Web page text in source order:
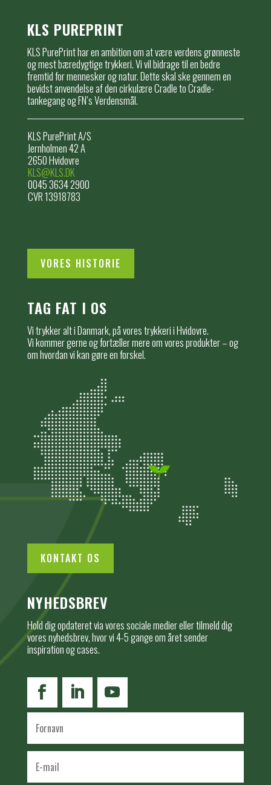
KLS PUREPRINT
KLS PurePrint har en ambition om at være verdens grønneste
og mest bæredygtige trykkeri. Vi vil bidrage til en bedre
fremtid for mennesker og natur. Dette skal ske gennem en
bevidst anvendelse af den cirkulære Cradle to Cradle-
tankegang og FN’s Verdensmål.
KLS PurePrint A/S
Jernholmen 42 A
2650 Hvidovre
KLS@KLS.DK
0045 3634 2900
CVR 13918783
VORES HISTORIE
TAG FAT I OS
Vi trykker alt i Danmark, på vores trykkeri i Hvidovre.
Vi kommer gerne og fortæller mere om vores produkter – og
om hvordan vi kan gøre en forskel.
KONTAKT OS
NYHEDSBREV
Hold dig opdateret via vores sociale medier eller tilmeld dig
vores nyhedsbrev, hvor vi 4-5 gange om året sender
inspiration og cases.